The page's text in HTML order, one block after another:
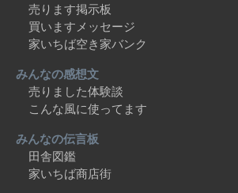
売ります掲示板
買いますメッセージ
家いちば空き家バンク
みんなの感想文
売りました体験談
こんな風に使ってます
みんなの伝言板
田舎図鑑
家いちば商店街